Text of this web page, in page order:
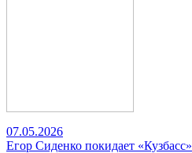
07.05.2026
Егор Сиденко покидает «Кузбасс»